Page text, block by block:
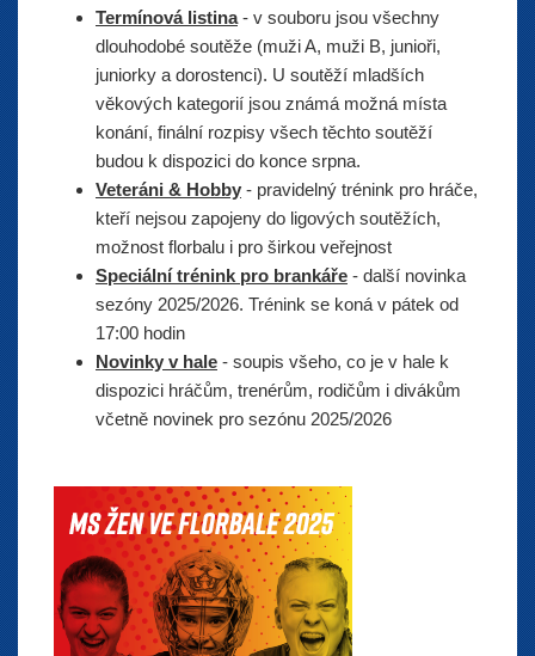
Termínová listina- v souboru jsou všechny
dlouhodobé soutěže (muži A, muži B, junioři,
juniorky a dorostenci). U soutěží mladších
věkových kategorií jsou známá možná místa
konání, finální rozpisy všech těchto soutěží
budou k dispozici do konce srpna.
Veteráni & Hobby - pravidelný trénink pro hráče,
kteří nejsou zapojeny do ligových soutěžích,
možnost florbalu i pro širkou veřejnost
Speciální trénink pro brankáře - další novinka
sezóny 2025/2026. Trénink se koná v pátek od
17:00 hodin
Novinky v hale - soupis všeho, co je v hale k
dispozici hráčům, trenérům, rodičům i divákům
včetně novinek pro sezónu 2025/2026